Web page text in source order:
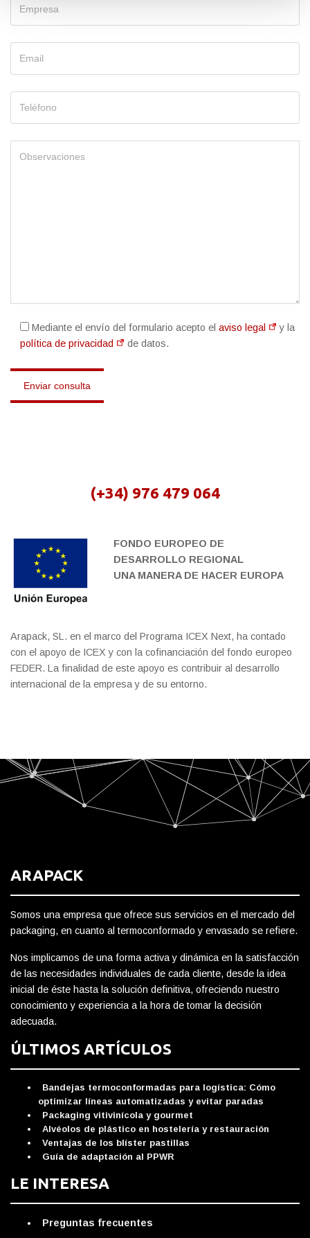
Mediante el envío del formulario acepto elaviso legal
y la
política de privacidad
de datos.
(+34) 976 479 064
FONDO EUROPEO DE
DESARROLLO REGIONAL
UNA MANERA DE HACER EUROPA
Arapack, SL. en el marco del Programa ICEX Next, ha contado
con el apoyo de ICEX y con la cofinanciación del fondo europeo
FEDER. La finalidad de este apoyo es contribuir al desarrollo
internacional de la empresa y de su entorno.
ARAPACK
Somos una empresa que ofrece sus servicios en el mercado del
packaging, en cuanto al termoconformado y envasado se refiere.
Nos implicamos de una forma activa y dinámica en la satisfacción
de las necesidades individuales de cada cliente, desde la idea
inicial de éste hasta la solución definitiva, ofreciendo nuestro
conocimiento y experiencia a la hora de tomar la decisión
adecuada.
ÚLTIMOS ARTÍCULOS
Bandejas termoconformadas para logística: Cómo
optimizar líneas automatizadas y evitar paradas
Packaging vitivinícola y gourmet
Alvéolos de plástico en hostelería y restauración
Ventajas de los blíster pastillas
Guía de adaptación al PPWR
LE INTERESA
Preguntas frecuentes